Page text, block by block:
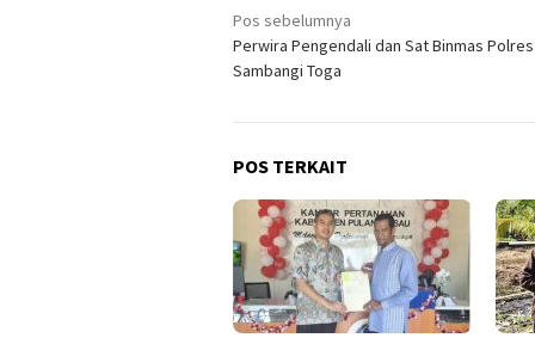
Navigasi
pos
Pos sebelumnya
Perwira Pengendali dan Sat Binmas
Sambangi Toga
POS TERKAIT